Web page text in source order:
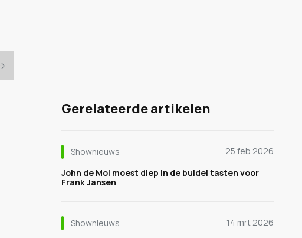
Gerelateerde artikelen
Shownieuws
25 feb 2026
John de Mol moest diep in de buidel tasten voor
Frank Jansen
Shownieuws
14 mrt 2026